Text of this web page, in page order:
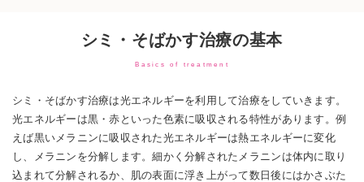
シミ・そばかす治療の基本
Basics of treatment
シミ・そばかす治療は光エネルギーを利用して治療をしていきます。
光エネルギーは黒・赤といった色素に吸収される特性があります。例
えば黒いメラニンに吸収された光エネルギーは熱エネルギーに変化
し、メラニンを分解します。細かく分解されたメラニンは体内に取り
込まれて分解されるか、肌の表面に浮き上がって数日後にはかさぶた